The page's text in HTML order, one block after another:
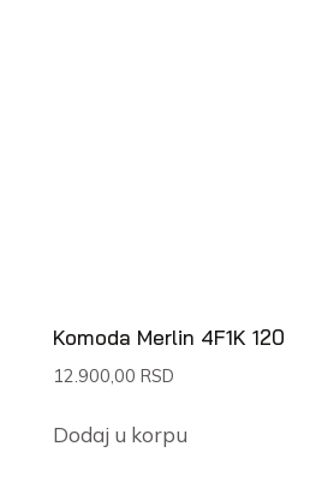
Komoda Merlin 4F1K 120
12.900,00 RSD
Dodaj u korpu